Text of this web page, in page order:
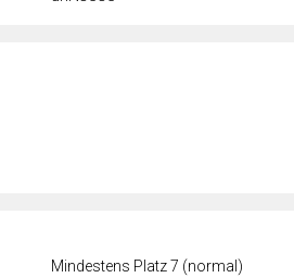
Mindestens Platz 7 (normal)